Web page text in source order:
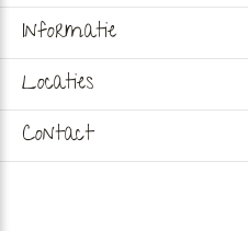
Informatie
Locaties
Contact